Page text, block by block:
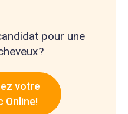
pour une
votre
Online!